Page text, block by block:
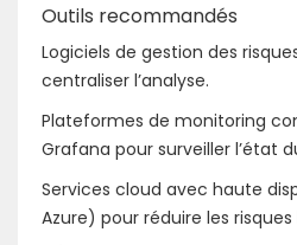
Outils recommandés
Logiciels de gestion des
centraliser l’analyse.
Plateformes de monitoring
Grafana pour surveiller l’état
Services cloud avec haute
Azure) pour réduire les